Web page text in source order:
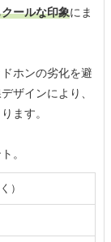
ールな印象にま
ホンの劣化を避
ザインにより、
ます。
。
）